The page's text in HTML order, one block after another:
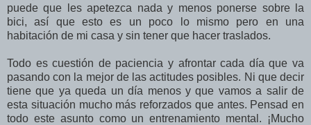
puede que les apetezca nada y menos ponerse sobre la
bici, así que esto es un poco lo mismo pero en una
habitación de mi casa y sin tener que hacer traslados.
Todo es cuestión de paciencia y afrontar cada día que va
pasando con la mejor de las actitudes posibles. Ni que decir
tiene que ya queda un día menos y que vamos a salir de
esta situación mucho más reforzados que antes. Pensad en
todo este asunto como un entrenamiento mental. ¡Mucho